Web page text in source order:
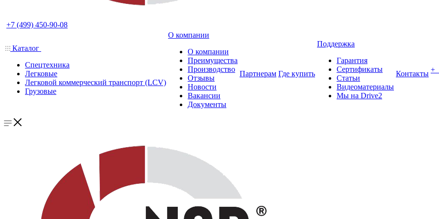
+7 (499) 450-90-08
Каталог
Спецтехника
Легковые
Легковой коммерческий транспорт (LCV)
Грузовые
О компании
О компании
Преимущества
Производство
Отзывы
Новости
Вакансии
Документы
Партнерам Где купить
Поддержка
Гарантия
Сертификаты
Статьи
Видеоматериалы
Мы на Drive2
Контакты +